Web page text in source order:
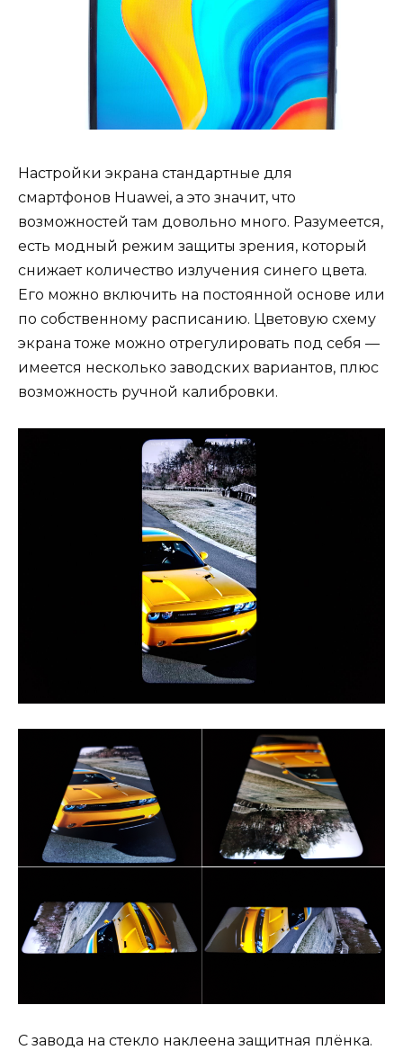
Настройки экрана стандартные для
смартфонов Huawei, а это значит, что
возможностей там довольно много. Разумеется,
есть модный режим защиты зрения, который
снижает количество излучения синего цвета.
Его можно включить на постоянной основе или
по собственному расписанию. Цветовую схему
экрана тоже можно отрегулировать под себя —
имеется несколько заводских вариантов, плюс
возможность ручной калибровки.
С завода на стекло наклеена защитная плёнка.